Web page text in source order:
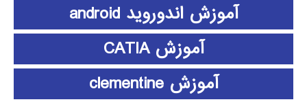
آموزش اندوروید android
آموزش CATIA
آموزش clementine